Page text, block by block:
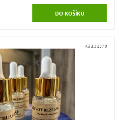
Kód:32370